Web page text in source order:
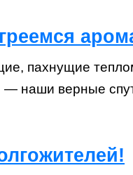
пахнущие
— наши верные